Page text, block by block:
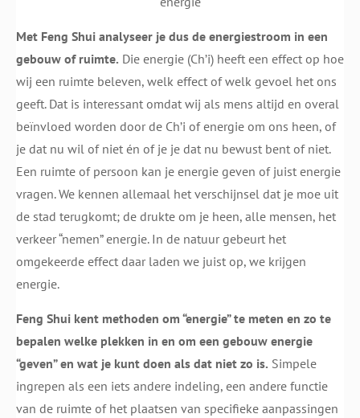
Met Feng Shui analyseer je dus de energiestroom in een
gebouw of ruimte. Die energie (Ch’i) heeft een effect op hoe
wij een ruimte beleven, welk effect of welk gevoel het ons
geeft. Dat is interessant omdat wij als mens altijd en overal
beïnvloed worden door de Ch’i of energie om ons heen, of
je dat nu wil of niet én of je je dat nu bewust bent of niet.
Een ruimte of persoon kan je energie geven of juist energie
vragen. We kennen allemaal het verschijnsel dat je moe uit
de stad terugkomt; de drukte om je heen, alle mensen, het
verkeer “nemen” energie. In de natuur gebeurt het
omgekeerde effect daar laden we juist op, we krijgen
energie.
Feng Shui kent methoden om “energie” te meten en zo te
bepalen welke plekken in en om een gebouw energie
“geven” en wat je kunt doen als dat niet zo is. Simpele
ingrepen als een iets andere indeling, een andere functie
van de ruimte of het plaatsen van specifieke aanpassingen